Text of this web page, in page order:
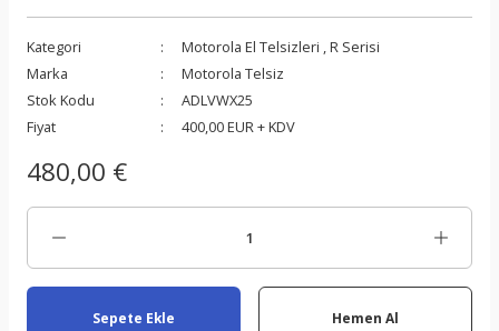
Kategori Motorola El Telsizleri ,R Serisi
Marka
Motorola Telsiz
Stok Kodu
ADLVWX25
Fiyat
400,00 EUR + KDV
480,00 €
Sepete Ekle Hemen Al